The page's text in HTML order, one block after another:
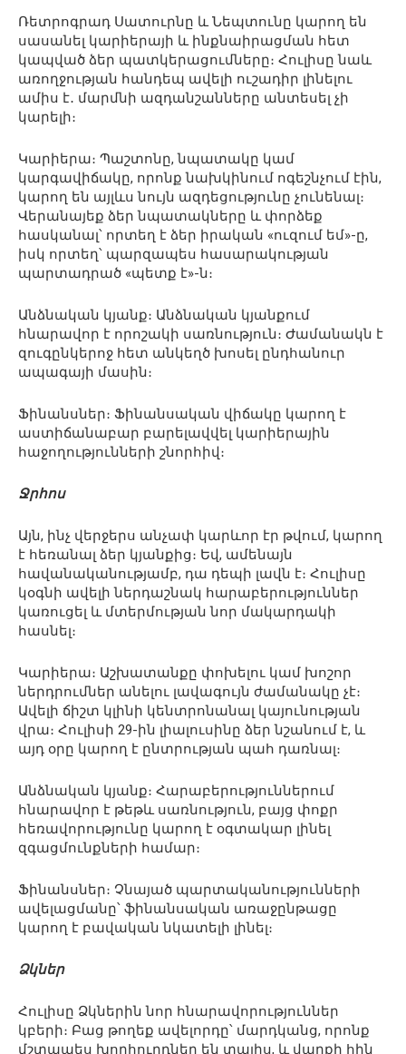
Ռետրոգրադ Սատուրնը և Նեպտունը կարող են
սասանել կարիերայի և ինքնաիրացման հետ
կապված ձեր պատկերացումները։ Հուլիսը նաև
առողջության հանդեպ ավելի ուշադիր լինելու
ամիս է․ մարմնի ազդանշանները անտեսել չի
կարելի։
Կարիերա։ Պաշտոնը, նպատակը կամ
կարգավիճակը, որոնք նախկինում ոգեշնչում էին,
կարող են այլևս նույն ազդեցությունը չունենալ։
Վերանայեք ձեր նպատակները և փորձեք
հասկանալ՝ որտեղ է ձեր իրական «ուզում եմ»-ը,
իսկ որտեղ՝ պարզապես հասարակության
պարտադրած «պետք է»-ն։
Անձնական կյանք։ Անձնական կյանքում
հնարավոր է որոշակի սառնություն։ Ժամանակն է
զուգընկերոջ հետ անկեղծ խոսել ընդհանուր
ապագայի մասին։
Ֆինանսներ։ Ֆինանսական վիճակը կարող է
աստիճանաբար բարելավվել կարիերային
հաջողությունների շնորհիվ։
Ջրհոս
Այն, ինչ վերջերս անչափ կարևոր էր թվում, կարող
է հեռանալ ձեր կյանքից։ Եվ, ամենայն
հավանականությամբ, դա դեպի լավն է։ Հուլիսը
կօգնի ավելի ներդաշնակ հարաբերություններ
կառուցել և մտերմության նոր մակարդակի
հասնել։
Կարիերա։ Աշխատանքը փոխելու կամ խոշոր
ներդրումներ անելու լավագույն ժամանակը չէ։
Ավելի ճիշտ կլինի կենտրոնանալ կայունության
վրա։ Հուլիսի 29-ին լիալուսինը ձեր նշանում է, և
այդ օրը կարող է ընտրության պահ դառնալ։
Անձնական կյանք։ Հարաբերություններում
հնարավոր է թեթև սառնություն, բայց փոքր
հեռավորությունը կարող է օգտակար լինել
զգացմունքների համար։
Ֆինանսներ։ Չնայած պարտականությունների
ավելացմանը՝ ֆինանսական առաջընթացը
կարող է բավական նկատելի լինել։
Ձկներ
Հուլիսը Ձկներին նոր հնարավորություններ
կբերի։ Բաց թողեք ավելորդը՝ մարդկանց, որոնք
մշտապես խորհուրդներ են տալիս, և վարքի հին